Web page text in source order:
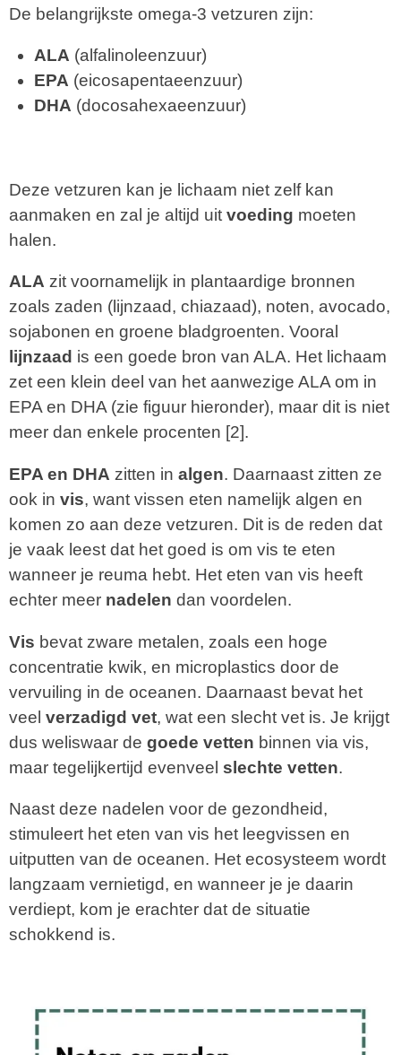
De belangrijkste omega-3 vetzuren zijn:
ALA (alfalinoleenzuur)
EPA (eicosapentaeenzuur)
DHA (docosahexaeenzuur)
Deze vetzuren kan je lichaam niet zelf kan
aanmaken en zal je altijd uit voeding moeten
halen.
ALA zit voornamelijk in plantaardige bronnen
zoals zaden (lijnzaad, chiazaad), noten, avocado,
sojabonen en groene bladgroenten. Vooral
lijnzaad is een goede bron van ALA. Het lichaam
zet een klein deel van het aanwezige ALA om in
EPA en DHA (zie figuur hieronder), maar dit is niet
meer dan enkele procenten [2].
EPA en DHA zitten in algen. Daarnaast zitten ze
ook in vis, want vissen eten namelijk algen en
komen zo aan deze vetzuren. Dit is de reden dat
je vaak leest dat het goed is om vis te eten
wanneer je reuma hebt. Het eten van vis heeft
echter meer nadelen dan voordelen.
Vis bevat zware metalen, zoals een hoge
concentratie kwik, en microplastics door de
vervuiling in de oceanen. Daarnaast bevat het
veel verzadigd vet, wat een slecht vet is. Je krijgt
dus weliswaar de goede vetten binnen via vis,
maar tegelijkertijd evenveel slechte vetten.
Naast deze nadelen voor de gezondheid,
stimuleert het eten van vis het leegvissen en
uitputten van de oceanen. Het ecosysteem wordt
langzaam vernietigd, en wanneer je je daarin
verdiept, kom je erachter dat de situatie
schokkend is.